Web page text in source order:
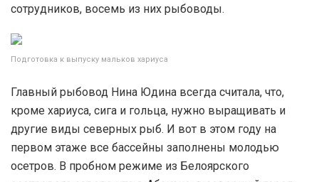
сотрудников, восемь из них рыбоводы.
Подготовка к выпуску мальков хариуса
Главный рыбовод Нина Юдина всегда считала, что,
кроме хариуса, сига и гольца, нужно выращивать и
другие виды северных рыб. И вот в этом году на
первом этаже все бассейны заполнены молодью
осетров. В пробном режиме из Белоярского